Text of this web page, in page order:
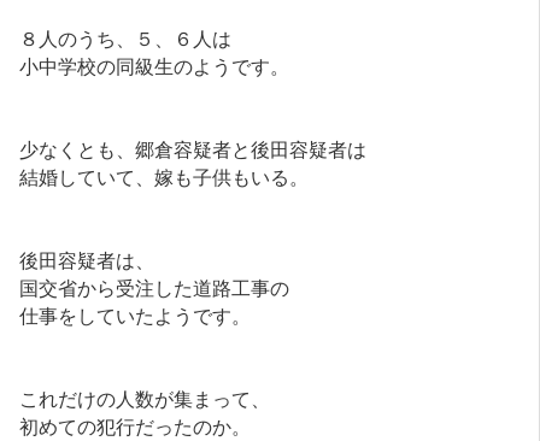
８人のうち、５、６人は
小中学校の同級生のようです。
少なくとも、郷倉容疑者と後田容疑者は
結婚していて、嫁も子供もいる。
後田容疑者は、
国交省から受注した道路工事の
仕事をしていたようです。
これだけの人数が集まって、
初めての犯行だったのか。